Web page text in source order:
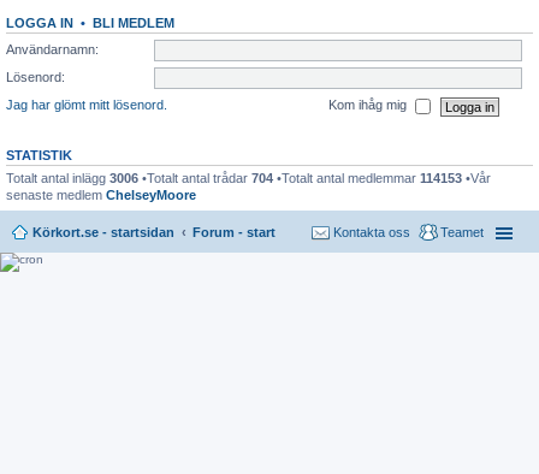
LOGGA IN • BLI MEDLEM
Användarnamn:
Lösenord:
Jag har glömt mitt lösenord.
Kom ihåg mig
STATISTIK
Totalt antal inlägg 3006 •Totalt antal trådar 704 •Totalt antal medlemmar 114153 •Vår
senaste medlem ChelseyMoore
Körkort.se - startsidan Forum - start Teamet
Kontakta oss